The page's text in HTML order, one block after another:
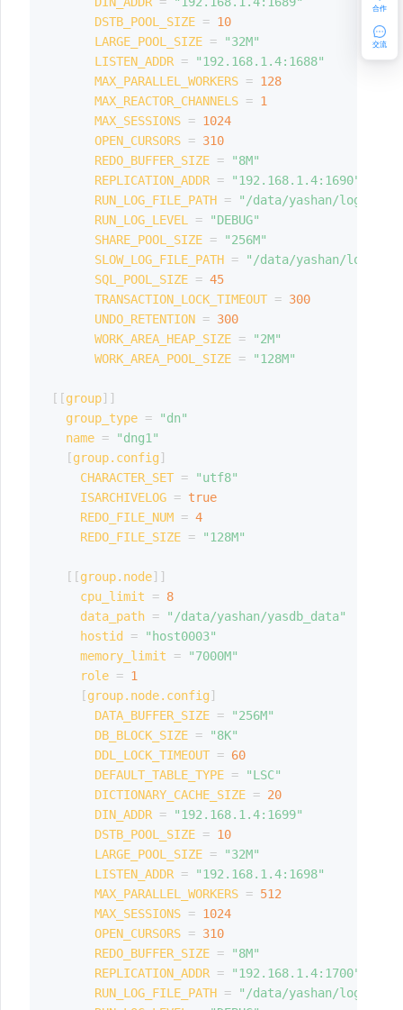
DSTB_POOL_SIZE = 10
LARGE_POOL_SIZE =
"32M"
LISTEN_ADDR =
"192.168.1.4:1688"
MAX_PARALLEL_WORKERS = 128
MAX_REACTOR_CHANNELS = 1
MAX_SESSIONS = 1024
OPEN_CURSORS = 310
REDO_BUFFER_SIZE =
"8M"
REPLICATION_ADDR =
"192.168.1.4:1690"
RUN_LOG_FILE_PATH =
"/data/yashan/log"
RUN_LOG_LEVEL
=
"DEBUG"
SHARE_POOL_SIZE =
"256M"
SLOW_LOG_FILE_PATH =
"/data/yashan/log"
SQL_POOL_SIZE = 45
TRANSACTION_LOCK_TIMEOUT = 300
UNDO_RETENTION = 300
WORK_AREA_HEAP_SIZE =
"2M"
WORK_AREA_POOL_SIZE = "128M"
[ [group] ]
group_type =
"dn"
name =
"dng1"
[group.config]
CHARACTER_SET =
"utf8"
ISARCHIVELOG = true
REDO_FILE_NUM = 4
REDO_FILE_SIZE = "128M"
[ [group.node] ]
cpu_limit
= 8
data_path =
"/data/yashan/yasdb_data"
hostid
=
"host0003"
memory_limit
=
"7000M"
role = 1
[group.node.config]
DATA_BUFFER_SIZE =
"256M"
DB_BLOCK_SIZE =
"8K"
DDL_LOCK_TIMEOUT = 60
DEFAULT_TABLE_TYPE =
"LSC"
DICTIONARY_CACHE_SIZE = 20
DIN_ADDR =
"192.168.1.4:1699"
DSTB_POOL_SIZE = 10
LARGE_POOL_SIZE =
"32M"
LISTEN_ADDR =
"192.168.1.4:1698"
MAX_PARALLEL_WORKERS = 512
MAX_SESSIONS = 1024
OPEN_CURSORS = 310
REDO_BUFFER_SIZE =
"8M"
REPLICATION_ADDR =
"192.168.1.4:1700"
RUN_LOG_FILE_PATH =
"/data/yashan/log"
合作
交流